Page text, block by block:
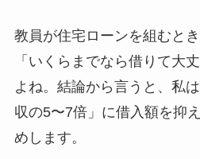
教員が住宅ローンを組むと
「いくらまでなら借りて大
よね。結論から言うと、私
収の5〜7倍」に借入額を抑
めします。